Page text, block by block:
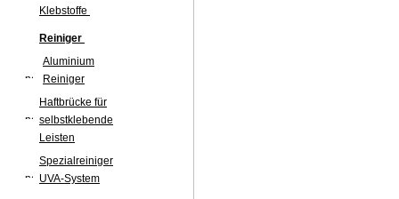
Klebstoffe
Reiniger
Aluminium
Reiniger
Haftbrücke für
selbstklebende
Leisten
Spezialreiniger
UVA-System